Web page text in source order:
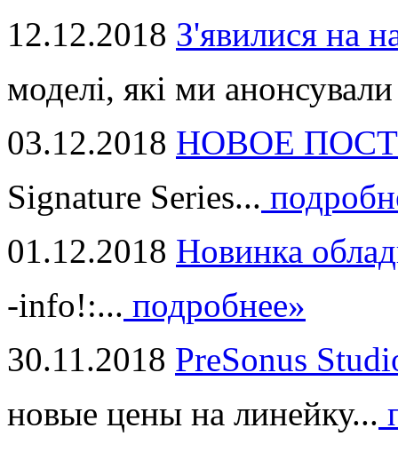
12.12.2018 З'явилися на
моделі, які ми
03.12.2018 НОВОЕ
Signature Series...
01.12.2018 Новинка
-info!:... подробнее»
30.11.2018 PreSonus
новые цены на линейку...